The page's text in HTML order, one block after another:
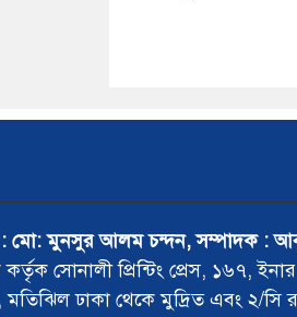
: মো: মুনসুর আলম চন্দন, সম্পাদক :
সোনালী প্রিন্টিং প্রেস, ১৬৭,
মতিঝিল ঢাকা থেকে মুদ্রিত এবং ২/সি